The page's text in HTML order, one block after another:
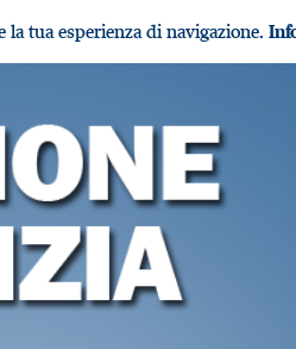
tua esperienza di navigazione.